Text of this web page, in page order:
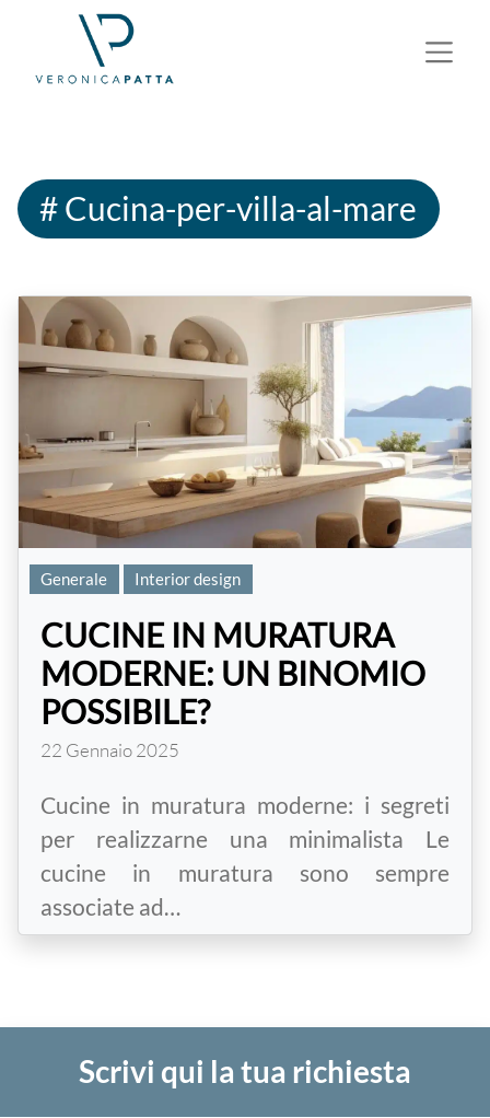
# Cucina-per-villa-al-mare
Generale Interior design
CUCINE IN MURATURA
MODERNE: UN BINOMIO
POSSIBILE?
22 Gennaio 2025
Cucine in muratura moderne: i segreti
per realizzarne una minimalista Le
cucine in muratura sono sempre
associate ad…
Scrivi qui la tua richiesta